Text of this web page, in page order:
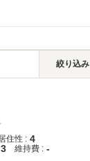
絞り込み
居住性 : 4
3 維持費 : -